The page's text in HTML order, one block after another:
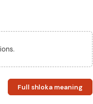
Full shloka meaning